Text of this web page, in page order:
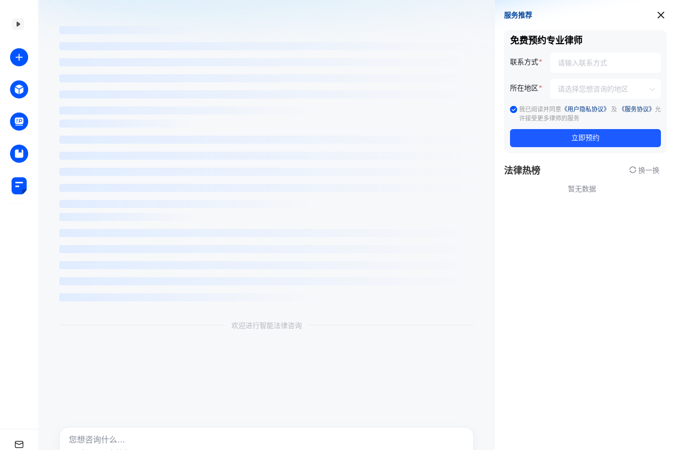
欢迎进行智能法律咨询
服务推荐
服务推荐
免费预约专业律师
联系方式
所在地区
我已阅读并同意 《用户隐私协议》 及 《服务协议》 允
许接受更多律师的服务
立即预约
法律热榜 换一换
暂无数据